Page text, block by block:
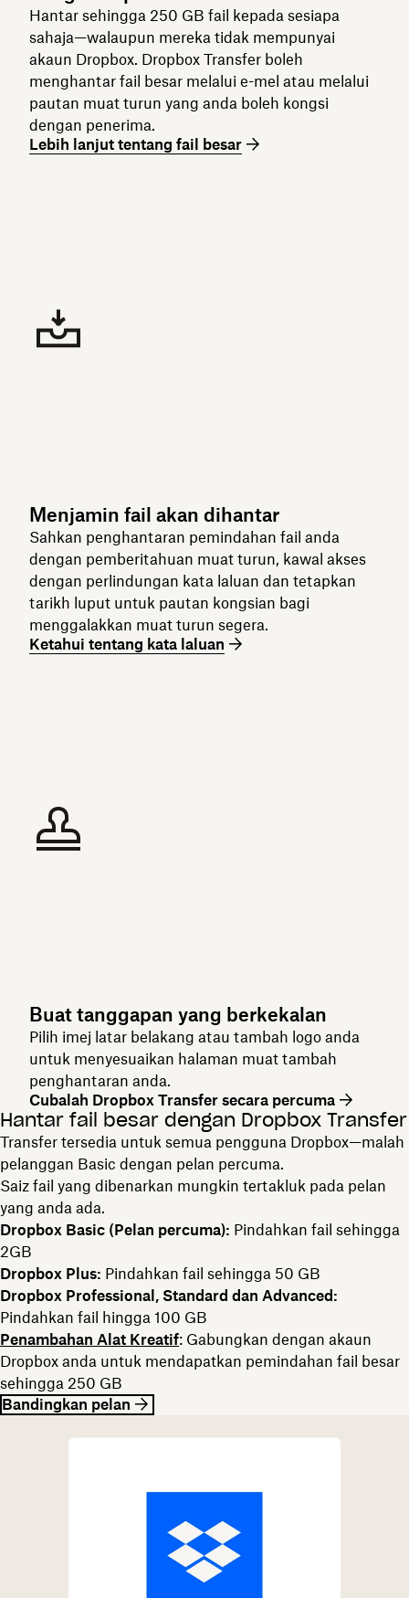
Hantar sehingga 250 GB fail kepada sesiapa
sahaja—walaupun mereka tidak mempunyai
akaun Dropbox. Dropbox Transfer boleh
menghantar fail besar melalui e-mel atau melalui
pautan muat turun yang anda boleh kongsi
dengan penerima.
Lebih lanjut tentang fail besar
Menjamin fail akan dihantar
Sahkan penghantaran pemindahan fail anda
dengan pemberitahuan muat turun, kawal akses
dengan perlindungan kata laluan dan tetapkan
tarikh luput untuk pautan kongsian bagi
menggalakkan muat turun segera.
Ketahui tentang kata laluan
Buat tanggapan yang berkekalan
Pilih imej latar belakang atau tambah logo anda
untuk menyesuaikan halaman muat tambah
penghantaran anda.
Cubalah Dropbox Transfer secara percuma
Hantar fail besar dengan Dropbox Transfer
Transfer tersedia untuk semua pengguna Dropbox—malah
pelanggan Basic dengan pelan percuma.
Saiz fail yang dibenarkan mungkin tertakluk pada pelan
yang anda ada.
Dropbox Basic (Pelan percuma): Pindahkan fail sehingga
2GB
Dropbox Plus: Pindahkan fail sehingga 50 GB
Dropbox Professional, Standard dan Advanced:
Pindahkan fail hingga 100 GB
Penambahan Alat Kreatif: Gabungkan dengan akaun
Dropbox anda untuk mendapatkan pemindahan fail besar
sehingga 250 GB
Bandingkan pelan